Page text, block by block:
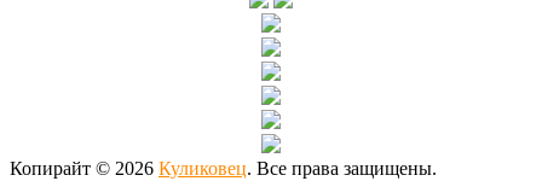
Копирайт © 2026 Куликовец. Все права защищены.